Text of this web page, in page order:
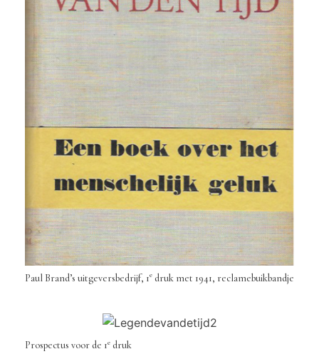
Paul Brand’s uitgeversbedrijf, 1e druk met 1941, reclamebuikbandje
Prospectus voor de 1e druk